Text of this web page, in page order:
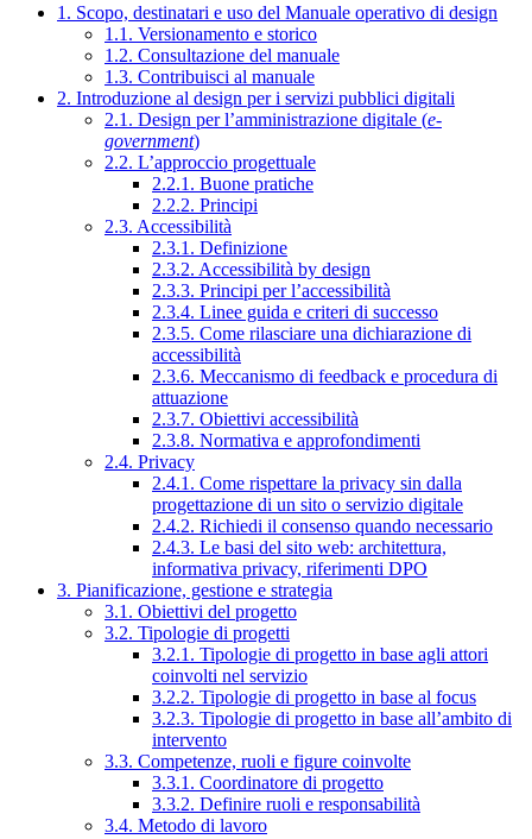
1. Scopo, destinatari e uso del Manuale operativo di design
1.1. Versionamento e storico
1.2. Consultazione del manuale
1.3. Contribuisci al manuale
2. Introduzione al design per i servizi pubblici digitali
2.1. Design per l’amministrazione digitale (e-
government)
2.2. L’approccio progettuale
2.2.1. Buone pratiche
2.2.2. Principi
2.3. Accessibilità
2.3.1. Definizione
2.3.2. Accessibilità by design
2.3.3. Principi per l’accessibilità
2.3.4. Linee guida e criteri di successo
2.3.5. Come rilasciare una dichiarazione di
accessibilità
2.3.6. Meccanismo di feedback e procedura di
attuazione
2.3.7. Obiettivi accessibilità
2.3.8. Normativa e approfondimenti
2.4. Privacy
2.4.1. Come rispettare la privacy sin dalla
progettazione di un sito o servizio digitale
2.4.2. Richiedi il consenso quando necessario
2.4.3. Le basi del sito web: architettura,
informativa privacy, riferimenti DPO
3. Pianificazione, gestione e strategia
3.1. Obiettivi del progetto
3.2. Tipologie di progetti
3.2.1. Tipologie di progetto in base agli attori
coinvolti nel servizio
3.2.2. Tipologie di progetto in base al focus
3.2.3. Tipologie di progetto in base all’ambito di
intervento
3.3. Competenze, ruoli e figure coinvolte
3.3.1. Coordinatore di progetto
3.3.2. Definire ruoli e responsabilità
3.4. Metodo di lavoro